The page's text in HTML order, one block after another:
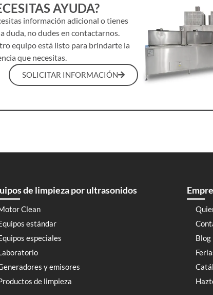
AYUDA?
información adicional o tienes
duda, no dudes en contactarnos.
equipo está listo para brindarte la
que necesitas.
SOLICITAR INFORMACIÓN
de limpieza por ultrasonidos
Clean
estándar
especiales
y emisores
de limpieza
Blog